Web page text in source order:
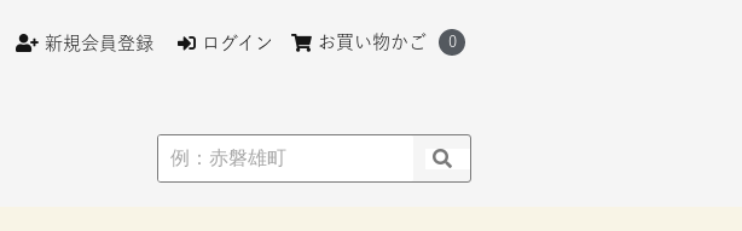
新規会員登録 ログイン お買い物かご 0
例：
赤